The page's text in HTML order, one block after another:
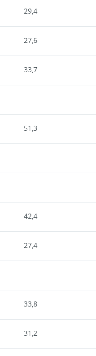
29,4
27,6
33,7
51,3
42,4
27,4
33,8
31,2